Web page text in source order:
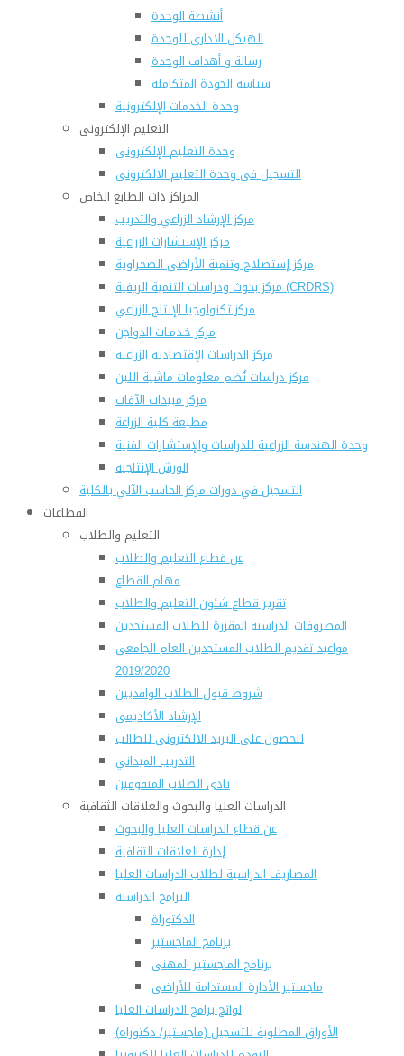
أنشطة الوحدة
الهيكل الادارى للوحدة
رسالة و أهداف الوحدة
سياسة الجودة المتكاملة
وحدة الخدمات الإلكترونية
التعليم الإلكترونى
وحدة التعليم الإلكترونى
التسجيل فى وحدة التعليم الالكترونى
المراكز ذات الطابع الخاص
مركز الإرشاد الزراعي والتدريب
مركز الإستشارات الزراعية
مركز إستصلاح وتنمية الأراضى الصحراوية
مركز بحوث ودراسات التنمية الريفية (CRDRS)
مركز تكنولوجيا الإنتاج الزراعي
مركز خـدمـات الدواجن
مركز الدراسات الإقتصادية الزراعية
مركز دراسات نُظم معلومات ماشية اللبن
مركز مبيدات الآفات
مطبعة كلية الزراعة
وحدة الهندسة الزراعية للدراسات والإستشارات الفنية
الورش الإنتاجية
التسجيل في دورات مركز الحاسب الآلي بالكلية
القطاعات
التعليم والطلاب
عن قطاع التعليم والطلاب
مهام القطاع
تقرير قطاع شئون التعليم والطلاب
المصروفات الدراسية المقررة للطلاب المستجدين
مواعيد تقديم الطلاب المستجدين العام الجامعى
2019/2020
شروط قبول الطلاب الوافديين
الإرشاد الأكاديمى
للحصول على البريد الالكترونى للطالب
التدريب الميداني
نادى الطلاب المتفوقين
الدراسات العليا والبحوث والعلاقات الثقافية
عن قطاع الدراسات العليا والبحوث
إدارة العلاقات الثقافية
المصاريف الدراسية لطلاب الدراسات العليا
البرامج الدراسية
الدكتوراة
برنامج الماجستير
برنامج الماجستير المهنى
ماجستير الأدارة المستدامة للأراضى
لوائح برامج الدراسات العليا
(الأوراق المطلوبة للتسجيل (ماجستير/ دكتوراه